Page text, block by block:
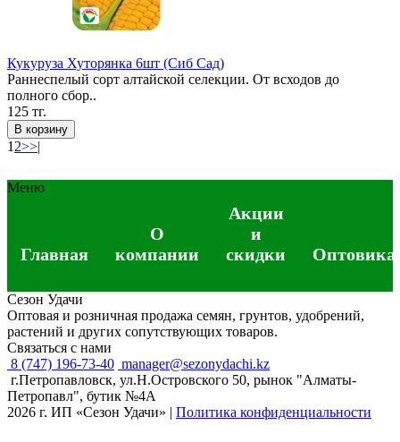
Кукуруза Хуторянка 6шт (Сиб Сад)
Раннеспелый сорт алтайской селекции. От всходов до
полного сбор..
125 тг.
В корзину
1 2>>|
Меню
Главная
О
компании
Акции
и
скидки
Сезон Удачи
Оптовая и розничная продажа семян, грунтов, удобрений,
растений и других сопутствующих товаров.
Связаться с нами
8 (747) 196-73-40 manager@sezonydachi.kz
г.Петропавловск, ул.Н.Островского 50, рынок "Алматы-
Петропавл", бутик №4A
2026 г. ИП «Сезон Удачи» | Политика конфиденциальности